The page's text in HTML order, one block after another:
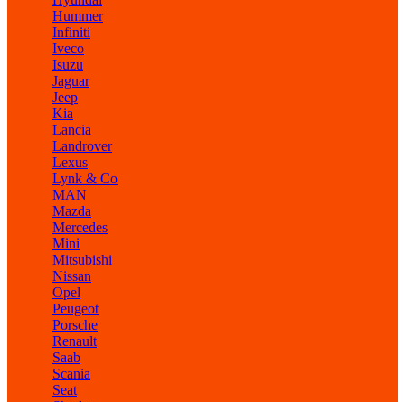
Hummer
Infiniti
Iveco
Isuzu
Jaguar
Jeep
Kia
Lancia
Landrover
Lexus
Lynk & Co
MAN
Mazda
Mercedes
Mini
Mitsubishi
Nissan
Opel
Peugeot
Porsche
Renault
Saab
Scania
Seat